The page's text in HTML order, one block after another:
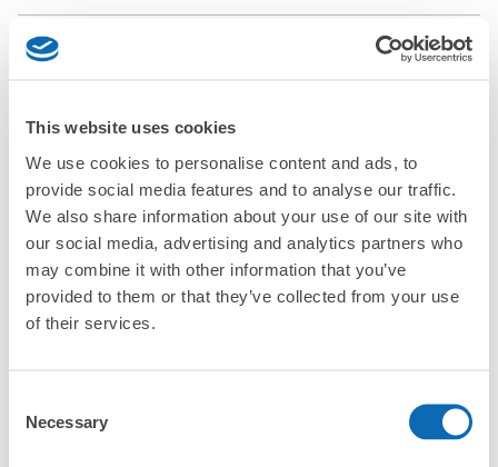
This website uses cookies
We use cookies to personalise content and ads, to
provide social media features and to analyse our traffic.
We also share information about your use of our site with
our social media, advertising and analytics partners who
may combine it with other information that you’ve
provided to them or that they’ve collected from your use
of their services.
Selection
Necessary
保管できる荷物数
大 2/ ¥700中:3/ ¥500 小 :15 / ¥400
支払い方法
お店で荷物の写真を
撮ってもらいチェックイン完了
アクセスの良い駅ナカ店舗や24時間営業店舗等も多数提携しています
楽器、ベビーカー、ゴルフバッグ等、1人が持てる大きさの荷物であればどんなサイズでも
「久喜駅にあるecbo cloakの利用料金は？」
「預かってもらえない荷物はありますか？」
「荷物を引き取る時は、どうすればいいですか？」
「どこに荷物は保管されるのですか？」
「久喜駅でベビーカーや大型スポーツ用品、楽器類を預かっ